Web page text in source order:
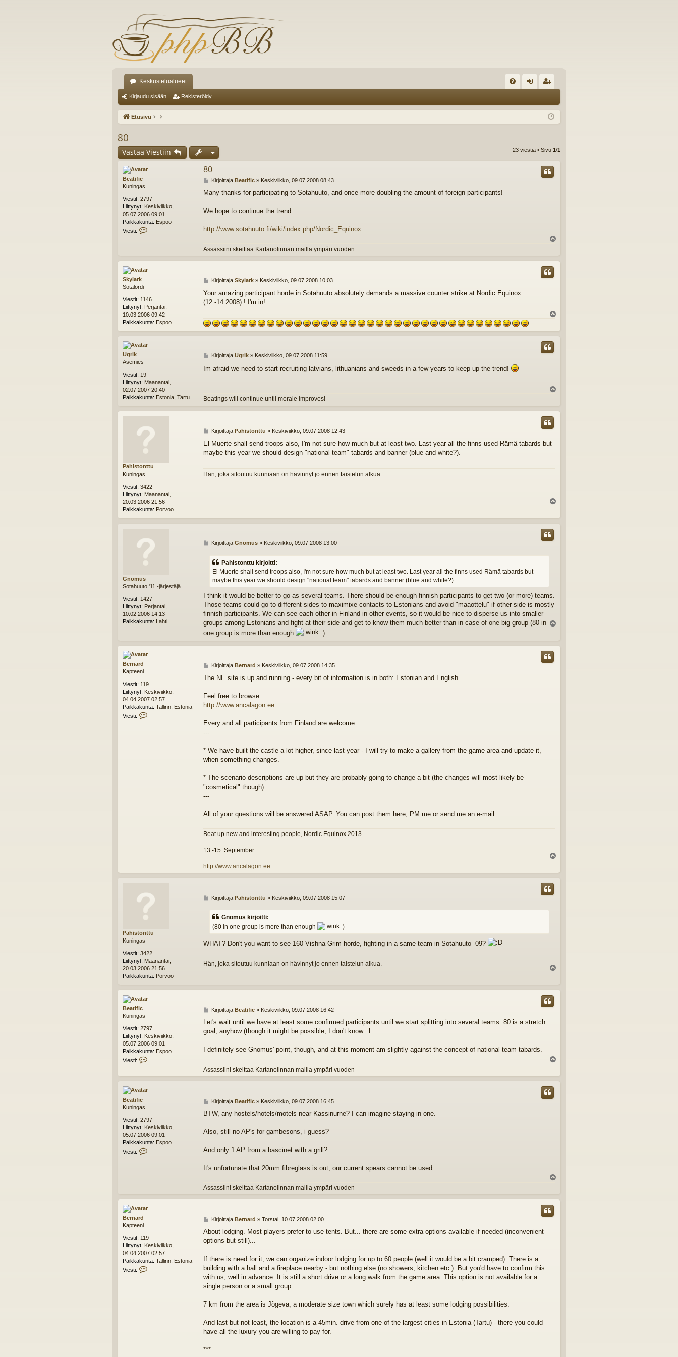
Keskustelualueet
K au ist
Kirjaudu sisään Rekisteröidy
Etusivu
80
Vastaa Viestiin 23 viestiä • Sivu 1/1
Beatific
Kuningas
Viestit: 2797
Liittynyt: Keskiviikko,
05.07.2006 09:01
Paikkakunta: Espoo
Viesti:
t
f
i
80
V
e
t
Kirjoittaja Beatific» Keskiviikko, 09.07.2008 08:43
Many thanks for participating to Sotahuuto, and once more doubling the amount of foreign participants!
We hope to continue the trend:
http://www.sotahuuto.fi/wiki/index.php/Nordic_Equinox
Assassiini skeittaa Kartanolinnan mailla ympäri vuoden
s
Skylark
Sotalordi
Viestit: 1146
Liittynyt: Perjantai,
10.03.2006 09:42
Paikkakunta: Espoo
V
e
s
Kirjoittaja Skylark» Keskiviikko, 09.07.2008 10:03
Your amazing participant horde in Sotahuuto absolutely demands a massive counter strike at Nordic Equinox
(12.-14.2008) ! I'm in!
ö
s
Ugrik
Asemies
Viestit: 19
Liittynyt: Maanantai,
02.07.2007 20:40
Paikkakunta: Estonia, Tartu
V
e
Kirjoittaja Ugrik» Keskiviikko, 09.07.2008 11:59
Im afraid we need to start recruiting latvians, lithuanians and sweeds in a few years to keep up the trend!
Beatings will continue until morale improves!
s
Pahistonttu
Kuningas
Viestit: 3422
Liittynyt: Maanantai,
20.03.2006 21:56
Paikkakunta: Porvoo
V
e
s
Kirjoittaja Pahistonttu » Keskiviikko, 09.07.2008 12:43
El Muerte shall send troops also, I'm not sure how much but at least two. Last year all the finns used Rämä tabards but
maybe this year we should design "national team" tabards and banner (blue and white?).
Hän, joka sitoutuu kunniaan on hävinnyt jo ennen taistelun alkua.
ö
s
Gnomus
Sotahuuto '11 -järjestäjä
Viestit: 1427
Liittynyt: Perjantai,
10.02.2006 14:13
Paikkakunta: Lahti
V
e
Kirjoittaja Gnomus» Keskiviikko, 09.07.2008 13:00
Pahistonttu kirjoitti:
El Muerte shall send troops also, I'm not sure how much but at least two. Last year all the finns used Rämä tabards but
maybe this year we should design "national team" tabards and banner (blue and white?).
I think it would be better to go as several teams. There should be enough finnish participants to get two (or more) teams.
Those teams could go to different sides to maximixe contacts to Estonians and avoid "maaottelu" if other side is mostly
finnish participants. We can see each other in Finland in other events, so it would be nice to disperse us into smaller
groups among Estonians and fight at their side and get to know them much better than in case of one big group (80 in
one group is more than enough
)
s
Bernard
Kapteeni
Viestit: 119
Liittynyt: Keskiviikko,
04.04.2007 02:57
Paikkakunta: Tallinn, Estonia
Viesti:
V
e
t
i
Kirjoittaja Bernard » Keskiviikko, 09.07.2008 14:35
The NE site is up and running - every bit of information is in both: Estonian and English.
Feel free to browse:
http://www.ancalagon.ee
Every and all participants from Finland are welcome.
---
* We have built the castle a lot higher, since last year - I will try to make a gallery from the game area and update it,
when something changes.
* The scenario descriptions are up but they are probably going to change a bit (the changes will most likely be
"cosmetical" though).
---
All of your questions will be answered ASAP. You can post them here, PM me or send me an e-mail.
Beat up new and interesting people, Nordic Equinox 2013
13.-15. September
http://www.ancalagon.ee
ö
s
Pahistonttu
Kuningas
Viestit: 3422
Liittynyt: Maanantai,
20.03.2006 21:56
Paikkakunta: Porvoo
V
e
Kirjoittaja Pahistonttu » Keskiviikko, 09.07.2008 15:07
Gnomus kirjoitti:
(80 in one group is more than enough
)
WHAT? Don't you want to see 160 Vishna Grim horde, fighting in a same team in Sotahuuto -09?
Hän, joka sitoutuu kunniaan on hävinnyt jo ennen taistelun alkua.
s
Beatific
Kuningas
Viestit: 2797
Liittynyt: Keskiviikko,
05.07.2006 09:01
Paikkakunta: Espoo
Viesti:
a
t
i
f
V
e
s
i
Kirjoittaja Beatific» Keskiviikko, 09.07.2008 16:42
Let's wait until we have at least some confirmed participants until we start splitting into several teams. 80 is a stretch
goal, anyhow (though it might be possible, I don't know...l
I definitely see Gnomus' point, though, and at this moment am slightly against the concept of national team tabards.
Assassiini skeittaa Kartanolinnan mailla ympäri vuoden
ö
s
Beatific
Kuningas
Viestit: 2797
Liittynyt: Keskiviikko,
05.07.2006 09:01
Paikkakunta: Espoo
Viesti:
i
c
V
e
t
Kirjoittaja Beatific» Keskiviikko, 09.07.2008 16:45
BTW, any hostels/hotels/motels near Kassinurne? I can imagine staying in one.
Also, still no AP's for gambesons, i guess?
And only 1 AP from a bascinet with a grill?
It's unfortunate that 20mm fibreglass is out, our current spears cannot be used.
Assassiini skeittaa Kartanolinnan mailla ympäri vuoden
s
Bernard
Kapteeni
Viestit: 119
Liittynyt: Keskiviikko,
04.04.2007 02:57
Paikkakunta: Tallinn, Estonia
Viesti:
V
e
s
i
Kirjoittaja Bernard » Torstai, 10.07.2008 02:00
About lodging. Most players prefer to use tents. But... there are some extra options available if needed (inconvenient
options but still)...
If there is need for it, we can organize indoor lodging for up to 60 people (well it would be a bit cramped). There is a
building with a hall and a fireplace nearby - but nothing else (no showers, kitchen etc.). But you'd have to confirm this
with us, well in advance. It is still a short drive or a long walk from the game area. This option is not available for a
single person or a small group.
7 km from the area is Jõgeva, a moderate size town which surely has at least some lodging possibilities.
And last but not least, the location is a 45min. drive from one of the largest cities in Estonia (Tartu) - there you could
have all the luxury you are willing to pay for.
***